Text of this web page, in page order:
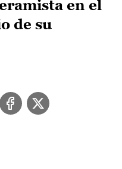
en el
de su